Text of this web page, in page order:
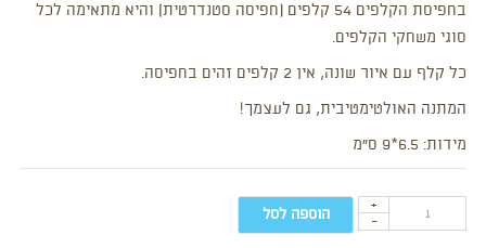
בחפיסת הקלפים 54 קלפים (חפיסה סטנדרטית) והיא מתאימה לכל
סוגי משחקי הקלפים.
כל קלף עם איור שונה, אין 2 קלפים זהים בחפיסה.
המתנה האולטימטיבית, גם לעצמך!
מידות: 6.5*9 ס”מ
-
+ הוספה לסל